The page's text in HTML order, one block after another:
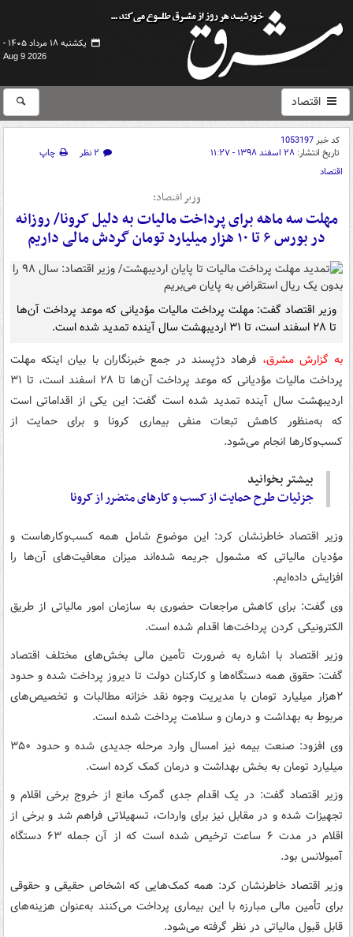
یکشنبه ۱۸ مرداد ۱۴۰۵ -
Aug 9 2026
اقتصاد
کد خبر1053197
تاریخ انتشار: ۲۸ اسفند ۱۳۹۸ - ۱۱:۲۷ ۲ نظر
چاپ
اقتصاد
وزیر اقتصاد:
مهلت سه ماهه برای پرداخت مالیات به دلیل کرونا/ روزانه
در بورس ۶ تا ۱۰ هزار میلیارد تومان گردش مالی داریم
وزیر اقتصاد گفت: مهلت پرداخت مالیات مؤدیانی که موعد پرداخت آن‌ها
تا ۲۸ اسفند است، تا ۳۱ اردیبهشت سال آینده تمدید شده است.
به گزارش مشرق، فرهاد دژپسند در جمع خبرنگاران با بیان اینکه مهلت
پرداخت مالیات مؤدیانی که موعد پرداخت آن‌ها تا ۲۸ اسفند است، تا ۳۱
اردیبهشت سال آینده تمدید شده است گفت: این یکی از اقداماتی است
که به‌منظور کاهش تبعات منفی بیماری کرونا و برای حمایت از
کسب‌وکارها انجام می‌شود.
بیشتر بخوانید
جزئیات طرح حمایت از کسب و کارهای متضرر از کرونا
وزیر اقتصاد خاطرنشان کرد: این موضوع شامل همه کسب‌وکارهاست و
مؤدیان مالیاتی که مشمول جریمه شده‌اند میزان معافیت‌های آن‌ها را
افزایش داده‌ایم.
وی گفت:​ برای کاهش مراجعات حضوری به سازمان امور مالیاتی از طریق
الکترونیکی کردن پرداخت‌ها اقدام شده است.
وزیر اقتصاد با اشاره به ضرورت تأمین مالی بخش‌های مختلف اقتصاد
گفت: حقوق همه دستگاه‌ها و کارکنان دولت تا دیروز پرداخت شده و حدود
۲هزار میلیارد تومان با مدیریت وجوه نقد خزانه مطالبات و تخصیص‌های
مربوط به بهداشت و درمان و سلامت پرداخت شده است.
وی افزود: صنعت بیمه نیز امسال وارد مرحله جدیدی شده و حدود ۳۵۰
میلیارد تومان به بخش بهداشت و درمان کمک کرده است.
وزیر اقتصاد گفت: در یک اقدام جدی گمرک مانع از خروج برخی اقلام و
تجهیزات شده و در مقابل نیز برای واردات، تسهیلاتی فراهم شد و برخی از
اقلام در مدت ۶ ساعت ترخیص شده است که از آن جمله ۶۳ دستگاه
آمبولانس بود.
وزیر اقتصاد خاطرنشان کرد: همه کمک‌هایی که اشخاص حقیقی و حقوقی
برای تأمین مالی مبارزه با این بیماری پرداخت می‌کنند به‌عنوان هزینه‌های
قابل قبول مالیاتی در نظر گرفته می‌شود.